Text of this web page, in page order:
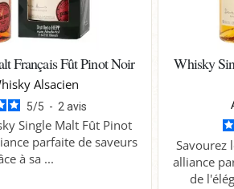
Français Fût Pinot Noir
Alsacien
5/5 - 2avis
Single Malt Fût Pinot
parfaite de saveurs
à sa ...
Whisky
Savourez
alliance
de